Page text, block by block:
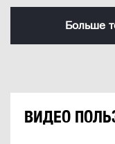
Больше
ВИДЕО